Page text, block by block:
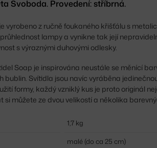
Svoboda. Provedení: stříbrná.
vyrobeno z ručně foukaného křišťálu s
lampy a vynikne tak její
s výraznými duhovými odlesky.
Soap je inspirována neustále se měnící
bublin. Svítidla jsou navíc vyráběna
formy, každý vzniklý kus je proto originál
si můžete ze dvou velikostí a několika
1,7 kg
malé (do ca 25 cm)